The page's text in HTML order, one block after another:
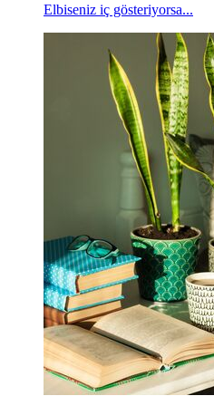
Elbiseniz iç gösteriyorsa...